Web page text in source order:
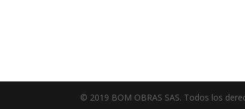
© 2019 BOM OBRAS SAS. Todos los